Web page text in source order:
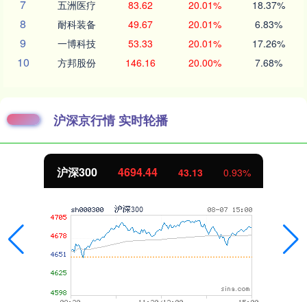
7 五洲医疗 83.62 20.01% 18.37%
8 耐科装备 49.67 20.01% 6.83%
9 一博科技 53.33 20.01% 17.26%
10 方邦股份 146.16 20.00% 7.68%
沪深京行情 实时轮播
沪深300 4694.44 43.13 0.93%